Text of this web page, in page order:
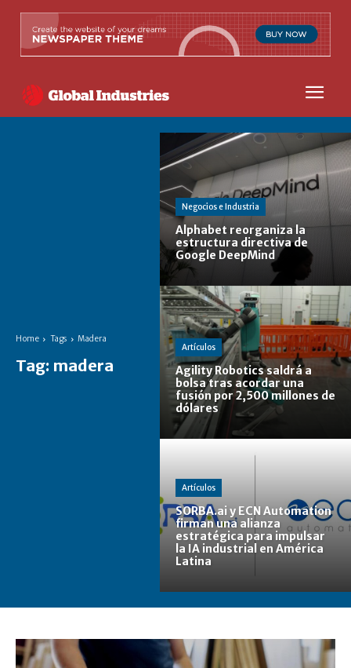
Home Tags Madera
Tag: madera
Negocios e Industria
Alphabet reorganiza la
estructura directiva de
Google DeepMind
Artículos
Agility Robotics saldrá a
bolsa tras acordar una
fusión por 2,500 millones de
dólares
Artículos
SORBA.ai y ECN Automation
firman una alianza
estratégica para impulsar
la IA industrial en América
Latina